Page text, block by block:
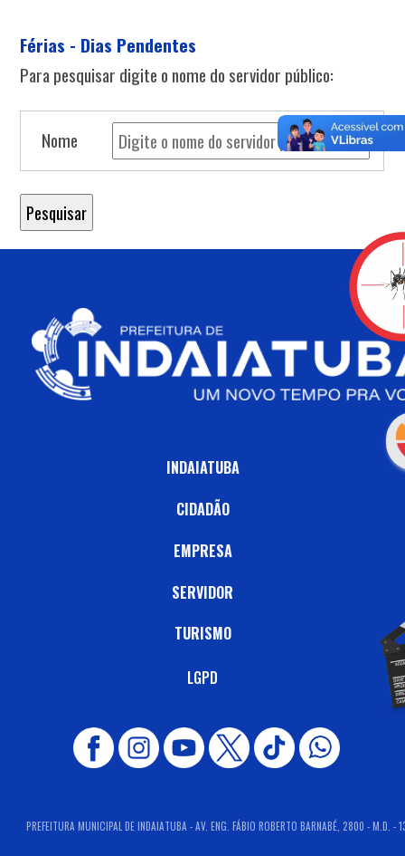
Férias - Dias Pendentes
Para pesquisar digite o nome do servidor público:
Nome
INDAIATUBA
CIDADÃO
EMPRESA
SERVIDOR
TURISMO
LGPD
PREFEITURA MUNICIPAL DE INDAIATUBA - AV. ENG. FÁBIO ROBERTO BARNABÉ, 2800 - M.D. -